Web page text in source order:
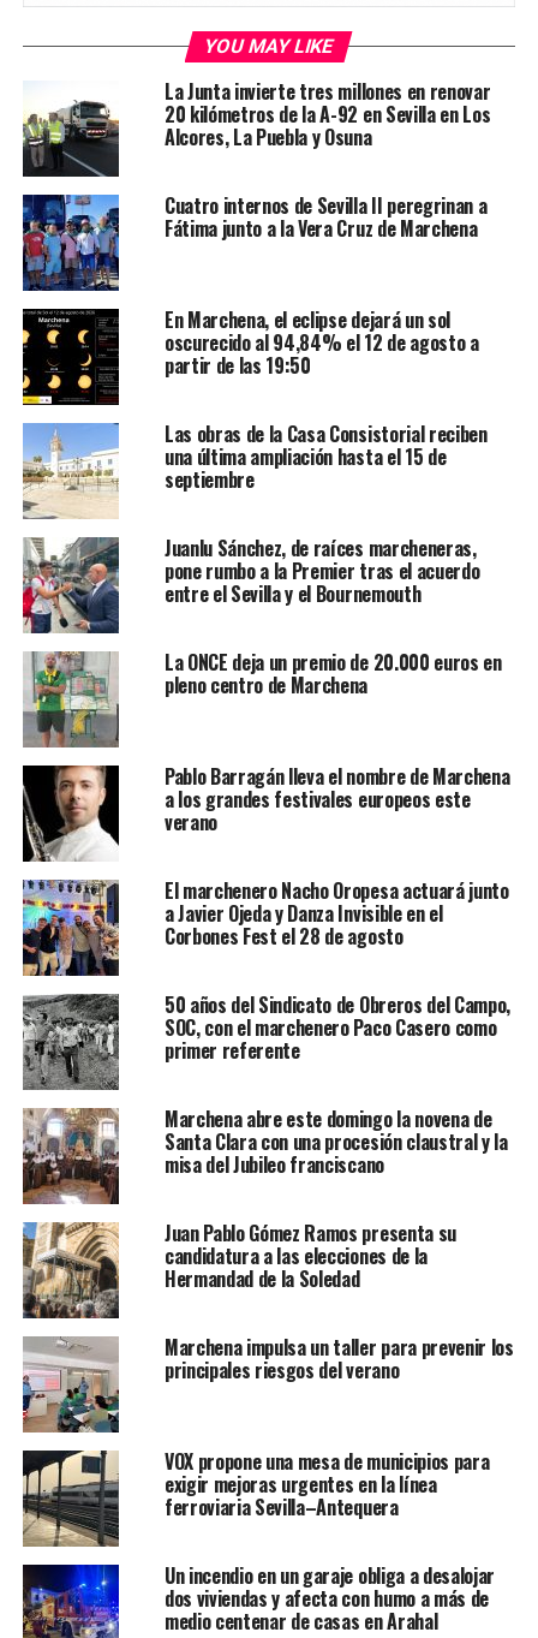
YOU MAY LIKE
La Junta invierte tres millones en renovar
20 kilómetros de la A-92 en Sevilla en Los
Alcores, La Puebla y Osuna
Cuatro internos de Sevilla II peregrinan a
Fátima junto a la Vera Cruz de Marchena
En Marchena, el eclipse dejará un sol
oscurecido al 94,84% el 12 de agosto a
partir de las 19:50
Las obras de la Casa Consistorial reciben
una última ampliación hasta el 15 de
septiembre
Juanlu Sánchez, de raíces marcheneras,
pone rumbo a la Premier tras el acuerdo
entre el Sevilla y el Bournemouth
La ONCE deja un premio de 20.000 euros en
pleno centro de Marchena
Pablo Barragán lleva el nombre de Marchena
a los grandes festivales europeos este
verano
El marchenero Nacho Oropesa actuará junto
a Javier Ojeda y Danza Invisible en el
Corbones Fest el 28 de agosto
50 años del Sindicato de Obreros del Campo,
SOC, con el marchenero Paco Casero como
primer referente
Marchena abre este domingo la novena de
Santa Clara con una procesión claustral y la
misa del Jubileo franciscano
Juan Pablo Gómez Ramos presenta su
candidatura a las elecciones de la
Hermandad de la Soledad
Marchena impulsa un taller para prevenir los
principales riesgos del verano
VOX propone una mesa de municipios para
exigir mejoras urgentes en la línea
ferroviaria Sevilla–Antequera
Un incendio en un garaje obliga a desalojar
dos viviendas y afecta con humo a más de
medio centenar de casas en Arahal